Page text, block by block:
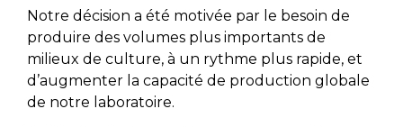
Notre décision a été motivée par le besoin de
produire des volumes plus importants de
milieux de culture, à un rythme plus rapide, et
d’augmenter la capacité de production globale
de notre laboratoire.